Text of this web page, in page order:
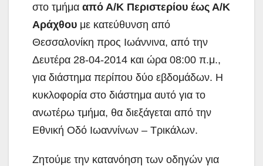
στο τμήμα από Α/Κ Περιστερίου έως Α/Κ
Αράχθου με κατεύθυνση από
Θεσσαλονίκη προς Ιωάννινα, από την
Δευτέρα 28-04-2014 και ώρα 08:00 π.μ.,
για διάστημα περίπου δύο εβδομάδων. Η
κυκλοφορία στο διάστημα αυτό για το
ανωτέρω τμήμα, θα διεξάγεται από την
Εθνική Οδό Ιωαννίνων – Τρικάλων.
Ζητούμε την κατανόηση των οδηγών για